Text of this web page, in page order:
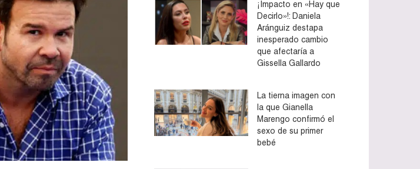
¡Impacto en «Hay que
Decirlo»!: Daniela
Aránguiz destapa
inesperado cambio
que afectaría a
Gissella Gallardo
La tierna imagen con
la que Gianella
Marengo confirmó el
sexo de su primer
bebé